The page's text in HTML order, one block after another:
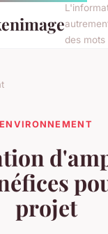
des mots
ENVIRONNEMENT
projet